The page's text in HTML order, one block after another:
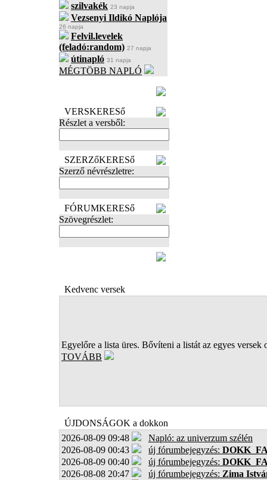
szilvakék 23 napja
Vezsenyi Ildikó Naplója
26 napja
Felvil.levelek
(feladó:random) 27 napja
útinapló 31 napja
MÉGTÖBB NAPLÓ
VERSKERESő
Részlet a versből:
SZERZőKERESő
Szerző névrészletre:
FÓRUMKERESő
Szövegrészlet:
Kedvenc versek
Egyelőre a lista üres. Bővíteni a listát az egyes versek
TOVÁBB
ÚJDONSÁGOK a dokkon
2026-08-09 09:48
Napló: az univerzum szélén
2026-08-09 00:43
új fórumbejegyzés:
2026-08-09 00:40
új fórumbejegyzés:
2026-08-08 20:47
új fórumbejegyzés: Zima